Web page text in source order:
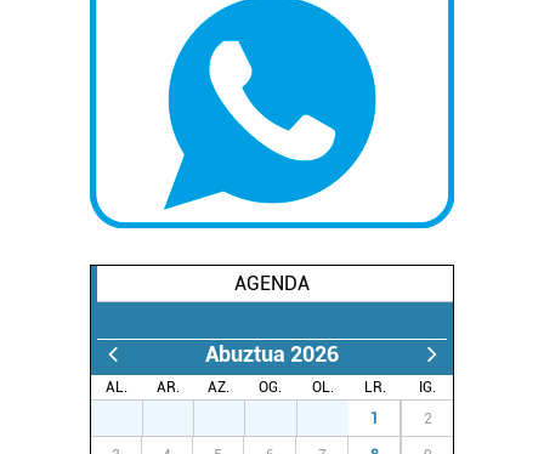
AGENDA
Abuztua 2026
AL. AR. AZ. OG. OL. LR.
IG.
1 2